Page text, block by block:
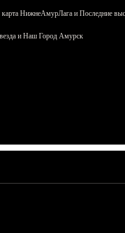
НижнеАмурЛага и Последние
и Наш Город Амурск